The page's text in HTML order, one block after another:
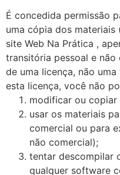
É concedida permissão
uma cópia dos
site Web Na Prática ,
transitória pessoal e não
de uma licença, não
esta licença, você não
modificar ou copiar
usar os materiais
comercial ou para
não comercial);
tentar descompilar
qualquer software